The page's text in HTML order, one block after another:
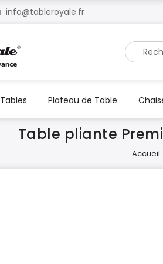
info@tableroyale.fr
Tables Plateau de Table
Table pliante
Accueil